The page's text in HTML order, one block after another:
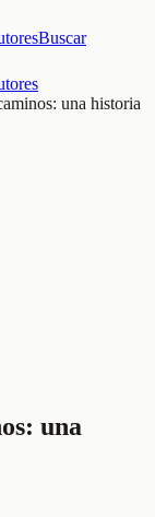
Buscar
una historia
una